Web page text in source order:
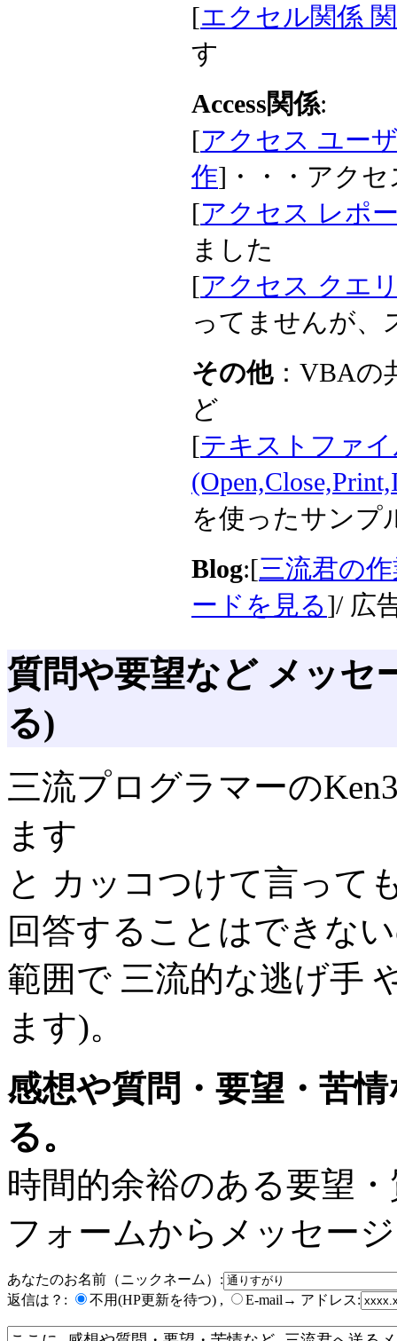
[エクセル関係
す
Access関係:
[アクセス ユー
作]・・・アク
[アクセス レポ
ました
[アクセス クエ
ってませんが、
その他：VBAの
ど
[テキストファ
を使ったサンプ
Blog:[三流君の
ードを見る]/ 広
質問や要望など メッセ
る)
三流プログラマーの
ます
と カッコつけて言って
回答することはできな
範囲で 三流的な逃げ手
ます)。
感想や質問・要望・苦
る。
時間的余裕のある要望
フォームからメッセー
あなたのお名前（ニックネーム）:
返信は？:
不用(HP更新を待つ) , E-mail→ アドレス: